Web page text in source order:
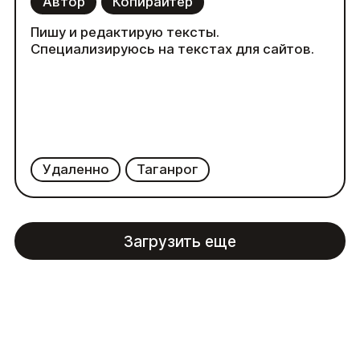
Удаленно Таганрог
Пишу и редактирую тексты.
Специализируюсь на текстах для сайтов.
Загрузить еще